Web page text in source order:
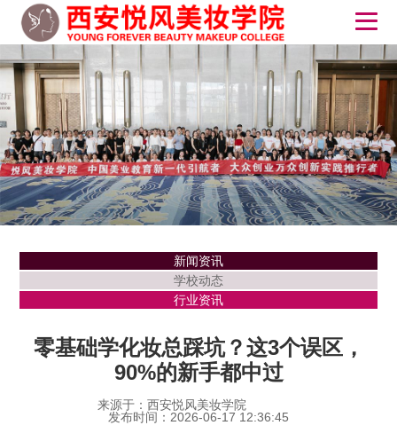
新闻资讯
学校动态
行业资讯
零基础学化妆总踩坑？这3个误区，
90%的新手都中过
来源于：西安悦风美妆学院
发布时间：2026-06-17 12:36:45